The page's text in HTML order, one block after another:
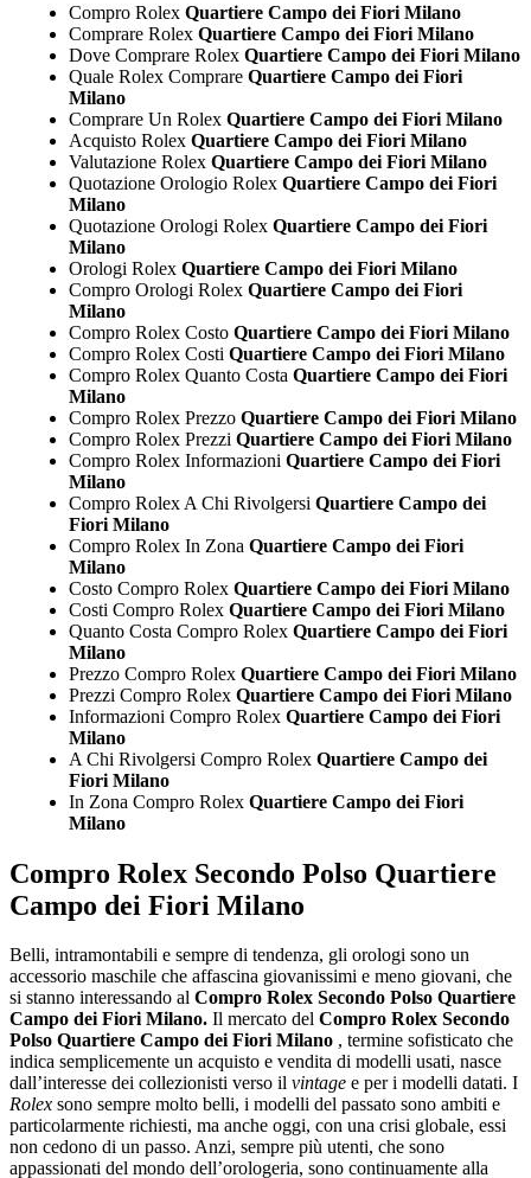
Compro Rolex Quartiere Campo dei Fiori Milano
Comprare Rolex Quartiere Campo dei Fiori Milano
Dove Comprare Rolex Quartiere Campo dei Fiori Milano
Quale Rolex Comprare Quartiere Campo dei Fiori
Milano
Comprare Un Rolex Quartiere Campo dei Fiori Milano
Acquisto Rolex Quartiere Campo dei Fiori Milano
Valutazione Rolex Quartiere Campo dei Fiori Milano
Quotazione Orologio Rolex Quartiere Campo dei Fiori
Milano
Quotazione Orologi Rolex Quartiere Campo dei Fiori
Milano
Orologi Rolex Quartiere Campo dei Fiori Milano
Compro Orologi Rolex Quartiere Campo dei Fiori
Milano
Compro Rolex Costo Quartiere Campo dei Fiori Milano
Compro Rolex Costi Quartiere Campo dei Fiori Milano
Compro Rolex Quanto Costa Quartiere Campo dei Fiori
Milano
Compro Rolex Prezzo Quartiere Campo dei Fiori Milano
Compro Rolex Prezzi Quartiere Campo dei Fiori Milano
Compro Rolex Informazioni Quartiere Campo dei Fiori
Milano
Compro Rolex A Chi Rivolgersi Quartiere Campo dei
Fiori Milano
Compro Rolex In Zona Quartiere Campo dei Fiori
Milano
Costo Compro Rolex Quartiere Campo dei Fiori Milano
Costi Compro Rolex Quartiere Campo dei Fiori Milano
Quanto Costa Compro Rolex Quartiere Campo dei Fiori
Milano
Prezzo Compro Rolex Quartiere Campo dei Fiori Milano
Prezzi Compro Rolex Quartiere Campo dei Fiori Milano
Informazioni Compro Rolex Quartiere Campo dei Fiori
Milano
A Chi Rivolgersi Compro Rolex Quartiere Campo dei
Fiori Milano
In Zona Compro Rolex Quartiere Campo dei Fiori
Milano
Compro Rolex Secondo Polso Quartiere
Campo dei Fiori Milano
Belli, intramontabili e sempre di tendenza, gli orologi sono un
accessorio maschile che affascina giovanissimi e meno giovani, che
si stanno interessando al Compro Rolex Secondo Polso Quartiere
Campo dei Fiori Milano. Il mercato del Compro Rolex Secondo
Polso Quartiere Campo dei Fiori Milano , termine sofisticato che
indica semplicemente un acquisto e vendita di modelli usati, nasce
dall’interesse dei collezionisti verso il vintage e per i modelli datati. I
Rolex sono sempre molto belli, i modelli del passato sono ambiti e
particolarmente richiesti, ma anche oggi, con una crisi globale, essi
non cedono di un passo. Anzi, sempre più utenti, che sono
appassionati del mondo dell’orologeria, sono continuamente alla